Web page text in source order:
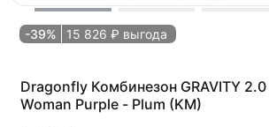
-39% 15 826 ₽ выгода
Dragonfly Комбинезон GRAVITY 2.0
Woman Purple - Plum (KM)